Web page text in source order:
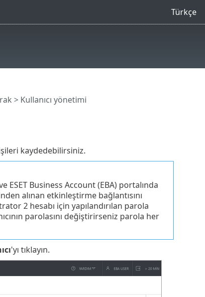
Türkçe
> Kullanıcı yönetimi
kaydedebilirsiniz.
ESET Business Account (EBA) portalında
alınan etkinleştirme bağlantısını
2 hesabı için yapılandırılan parola
parolasını değiştirirseniz parola her
'yı tıklayın.